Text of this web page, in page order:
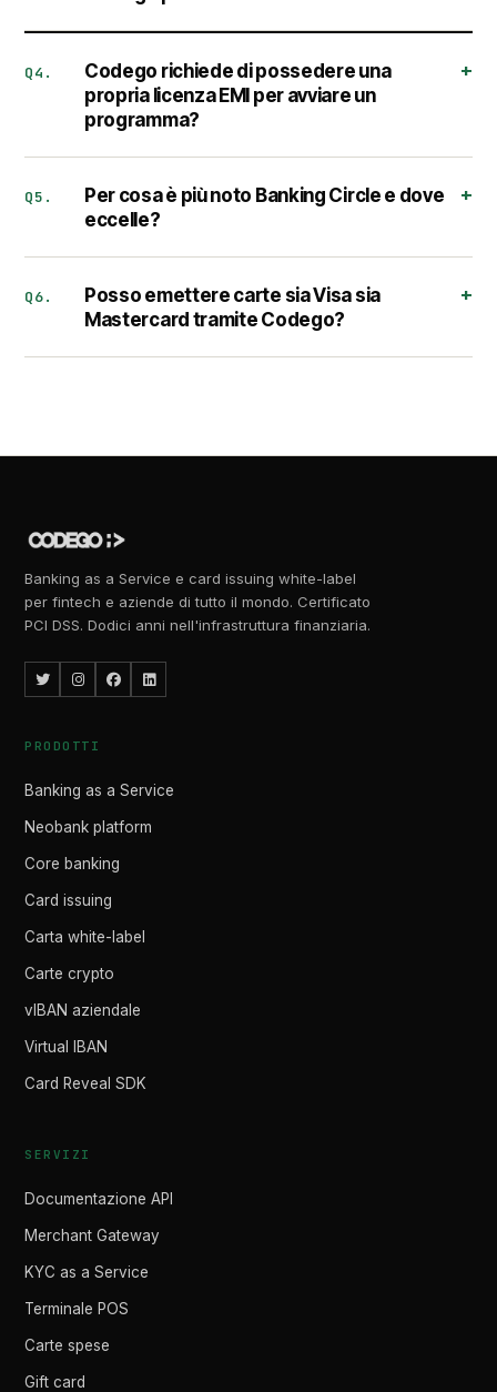
Q4.
Codego richiede di possedere una
propria licenza EMI per avviare un
programma?
Q5.
Per cosa è più noto Banking Circle e dove
eccelle?
Q6.
Posso emettere carte sia Visa sia
Mastercard tramite Codego?
Banking as a Service e card issuing white-label
per fintech e aziende di tutto il mondo. Certificato
PCI DSS. Dodici anni nell'infrastruttura finanziaria.
PRODOTTI
Banking as a Service
Neobank platform
Core banking
Card issuing
Carta white-label
Carte crypto
vIBAN aziendale
Virtual IBAN
Card Reveal SDK
SERVIZI
Documentazione API
Merchant Gateway
KYC as a Service
Terminale POS
Carte spese
Gift card